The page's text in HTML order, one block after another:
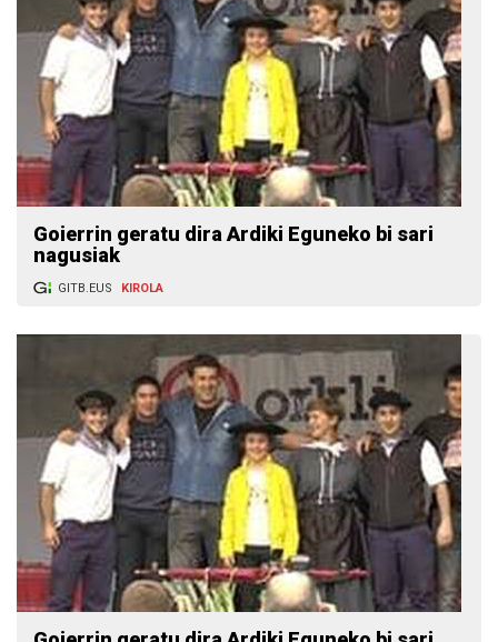
Goierrin geratu dira Ardiki Eguneko bi sari
nagusiak
GITB.EUS KIROLA